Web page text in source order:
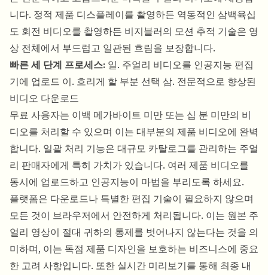
니다. 정적 제품 디스플레이를 촬영하든 역동적인 삼백육십
도 회전 비디오를 촬영하든 비지블러의 모션 추적 기술은 영
상 전체에서 부드럽고 일관된 흐림을 보장합니다.
빠른 세 단계 프로세스: 일. 주얼리 비디오를 인공지능 편집
기에 업로드 이. 흐리게 할 부분 선택 삼. 전문적으로 향상된
비디오 다운로드
무료 사용자는 이백 메가바이트 미만 또는 십 분 미만의 비
디오를 처리할 수 있으며 이는 대부분의 제품 비디오에 완벽
합니다. 일괄 처리 기능은 대규모 카탈로그를 관리하는 주얼
리 판매자에게 특히 가치가 있습니다. 여러 제품 비디오를
동시에 업로드하고 인공지능이 마법을 부리도록 하세요.
플랫폼은 다운로드나 특별한 편집 기술이 필요하지 않으며
모든 것이 브라우저에서 안전하게 처리됩니다. 이는 원본 주
얼리 영상이 절대 귀하의 통제를 벗어나지 않는다는 것을 의
미하며, 이는 독점 제품 디자인을 보호하는 비즈니스에 중요
한 고려 사항입니다. 또한 실시간 미리보기를 통해 최종 내